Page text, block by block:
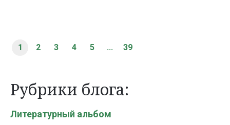
1 2 3 4 5 ... 39
Рубрики блога:
Литературный альбом